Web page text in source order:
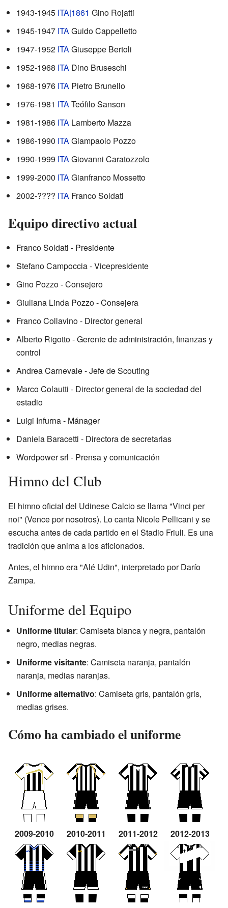
1943-1945 ITA|1861 Gino Rojatti
1945-1947 ITAGuido Cappelletto
1947-1952 ITAGiuseppe Bertoli
1952-1968 ITA Dino Bruseschi
1968-1976 ITA Pietro Brunello
1976-1981 ITATeófilo Sanson
1981-1986 ITA Lamberto Mazza
1986-1990 ITAGiampaolo Pozzo
1990-1999 ITAGiovanni Caratozzolo
1999-2000 ITAGianfranco Mossetto
2002-???? ITA Franco Soldati
Equipo directivo actual
Franco Soldati - Presidente
Stefano Campoccia - Vicepresidente
Gino Pozzo - Consejero
Giuliana Linda Pozzo - Consejera
Franco Collavino - Director general
Alberto Rigotto - Gerente de administración, finanzas y
control
Andrea Carnevale - Jefe de Scouting
Marco Colautti - Director general de la sociedad del
estadio
Luigi Infurna - Mánager
Daniela Baracetti - Directora de secretarias
Wordpower srl - Prensa y comunicación
Himno del Club
El himno oficial del Udinese Calcio se llama "Vinci per
noi" (Vence por nosotros). Lo canta Nicole Pellicani y se
escucha antes de cada partido en el Stadio Friuli. Es una
tradición que anima a los aficionados.
Antes, el himno era "Alé Udin", interpretado por Darío
Zampa.
Uniforme del Equipo
Uniforme titular: Camiseta blanca y negra, pantalón
negro, medias negras.
Uniforme visitante: Camiseta naranja, pantalón
naranja, medias naranjas.
Uniforme alternativo: Camiseta gris, pantalón gris,
medias grises.
Cómo ha cambiado el uniforme
2009-2010 2010-2011 2011-2012 2012-2013